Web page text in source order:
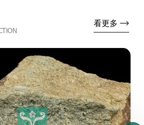
看更多